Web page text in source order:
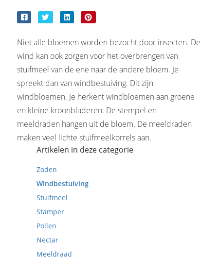
Niet alle bloemen worden bezocht door insecten. De
wind kan ook zorgen voor het overbrengen van
stuifmeel van de ene naar de andere bloem. Je
spreekt dan van windbestuiving. Dit zijn
windbloemen. Je herkent windbloemen aan groene
en kleine kroonbladeren. De stempel en
meeldraden hangen uit de bloem. De meeldraden
maken veel lichte stuifmeelkorrels aan.
Artikelen in deze categorie
Zaden
Windbestuiving
Stuifmeel
Stamper
Pollen
Nectar
Meeldraad